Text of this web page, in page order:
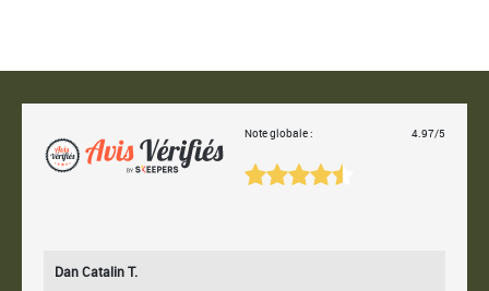
Note globale : 4.97/5
Dan Catalin T.